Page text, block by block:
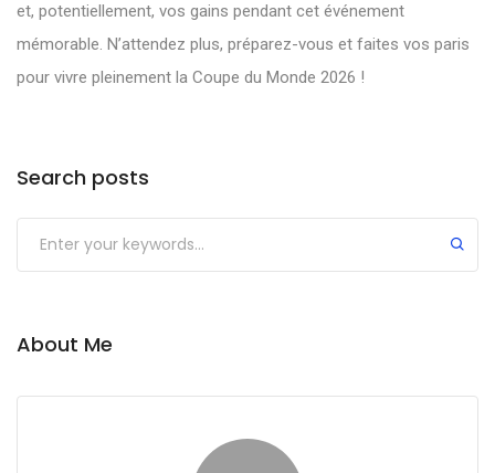
et, potentiellement, vos gains pendant cet événement
mémorable. N’attendez plus, préparez-vous et faites vos paris
pour vivre pleinement la Coupe du Monde 2026 !
Search posts
About Me